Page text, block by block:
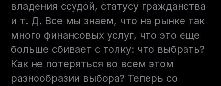
владения ссудой, статусу гражданства
и т. Д. Все мы знаем, что на рынке так
много финансовых услуг, что это еще
больше сбивает с толку: что выбрать?
Как не потеряться во всем этом
разнообразии выбора? Теперь со